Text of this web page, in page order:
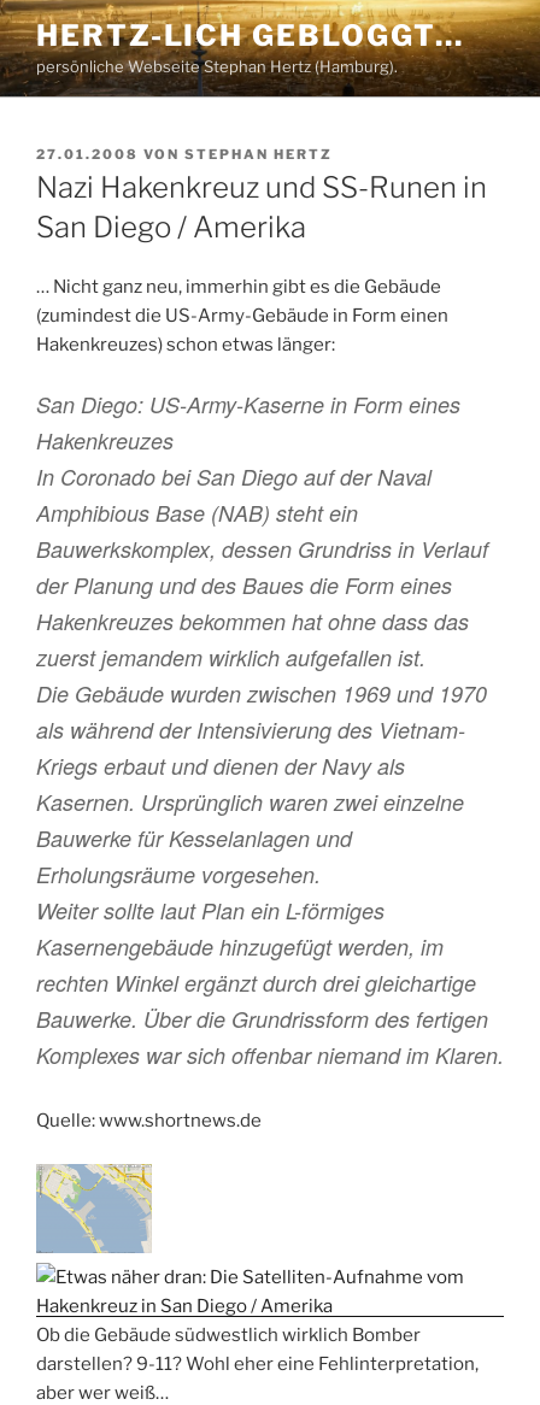
Zum
Inhalt
springen
HERTZ-LICH GEBLOGGT…
persönliche Webseite Stephan Hertz (Hamburg).
VERÖFFENTLICHT
AM
27.01.2008 VON STEPHAN HERTZ
Nazi Hakenkreuz und SS-Runen in
San Diego / Amerika
… Nicht ganz neu, immerhin gibt es die Gebäude
(zumindest die US-Army-Gebäude in Form einen
Hakenkreuzes) schon etwas länger:
San Diego: US-Army-Kaserne in Form eines
Hakenkreuzes
In Coronado bei San Diego auf der Naval
Amphibious Base (NAB) steht ein
Bauwerkskomplex, dessen Grundriss in Verlauf
der Planung und des Baues die Form eines
Hakenkreuzes bekommen hat ohne dass das
zuerst jemandem wirklich aufgefallen ist.
Die Gebäude wurden zwischen 1969 und 1970
als während der Intensivierung des Vietnam-
Kriegs erbaut und dienen der Navy als
Kasernen. Ursprünglich waren zwei einzelne
Bauwerke für Kesselanlagen und
Erholungsräume vorgesehen.
Weiter sollte laut Plan ein L-förmiges
Kasernengebäude hinzugefügt werden, im
rechten Winkel ergänzt durch drei gleichartige
Bauwerke. Über die Grundrissform des fertigen
Komplexes war sich offenbar niemand im Klaren.
Quelle: www.shortnews.de
Ob die Gebäude südwestlich wirklich Bomber
darstellen? 9-11? Wohl eher eine Fehlinterpretation,
aber wer weiß…